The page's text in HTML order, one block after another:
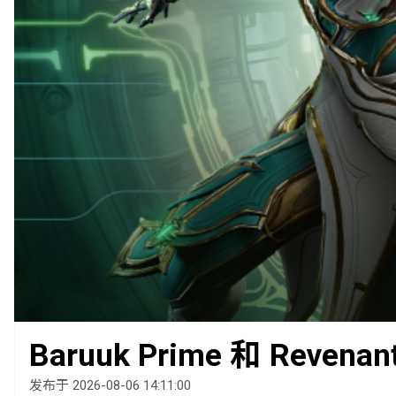
Baruuk Prime 和
发布于 2026-08-06 14:11:00